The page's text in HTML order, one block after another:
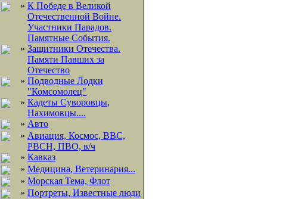
» К Победе в Великой
Отечественной Войне.
Участники Парадов.
Памятные События.
» Защитники Отечества.
Памяти Павших за
Отечество
» Подводные Лодки
"Комсомолец"
» Кадеты Суворовцы,
Нахимовцы....
» Авто
» Авиация, Космос, ВВС,
РВСН, ПВО, в/ч
» Кавказ
» Медицина, Ветеринария...
» Морская Тема, Флот
» Портреты, Известные люди